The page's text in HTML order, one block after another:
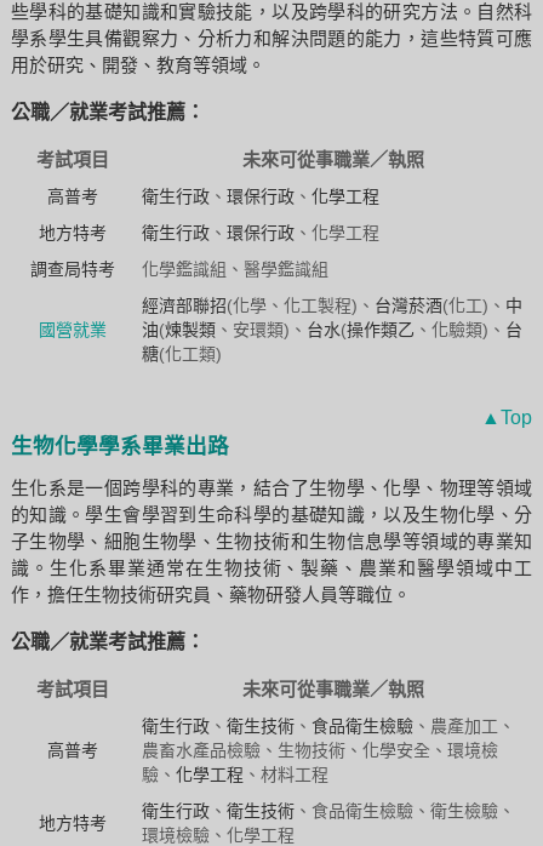
些學科的基礎知識和實驗技能，以及跨學科的研究方法。自然科
學系學生具備觀察力、分析力和解決問題的能力，這些特質可應
用於研究、開發、教育等領域。
公職／就業考試推薦：
考試項目 未來可從事職業／執照
高普考 衛生行政、 環保行政、 化學工程
地方特考
衛生行政、 環保行政、化學工程
調查局特考
化學鑑識組、醫學鑑識組
國營就業
經濟部聯招(化學、化工製程)、 台灣菸酒(化工)、 中
油(煉製類、安環類)、 台水(操作類乙 、化驗類)、 台
糖(化工類)
▲Top
生物化學學系畢業出路
生化系是一個跨學科的專業，結合了生物學、化學、物理等領域
的知識。學生會學習到生命科學的基礎知識，以及生物化學、分
子生物學、細胞生物學、生物技術和生物信息學等領域的專業知
識。生化系畢業通常在生物技術、製藥、農業和醫學領域中工
作，擔任生物技術研究員、藥物研發人員等職位。
公職／就業考試推薦：
考試項目 未來可從事職業／執照
高普考
衛生行政、 衛生技術、 食品衛生檢驗、農產加工、
農畜水產品檢驗、生物技術、化學安全、環境檢
驗、 化學工程 、材料工程
地方特考
衛生行政、 衛生技術、食品衛生檢驗、衛生檢驗、
環境檢驗、化學工程